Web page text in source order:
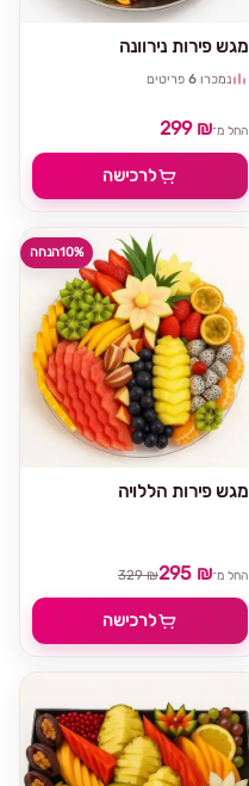
מגש פירות נירוונה
נמכרו 6 פריטים
החל מ־299 ₪
לרכישה
10%הנחה
מגש פירות הללויה
החל מ־295 ₪
329 ₪
לרכישה